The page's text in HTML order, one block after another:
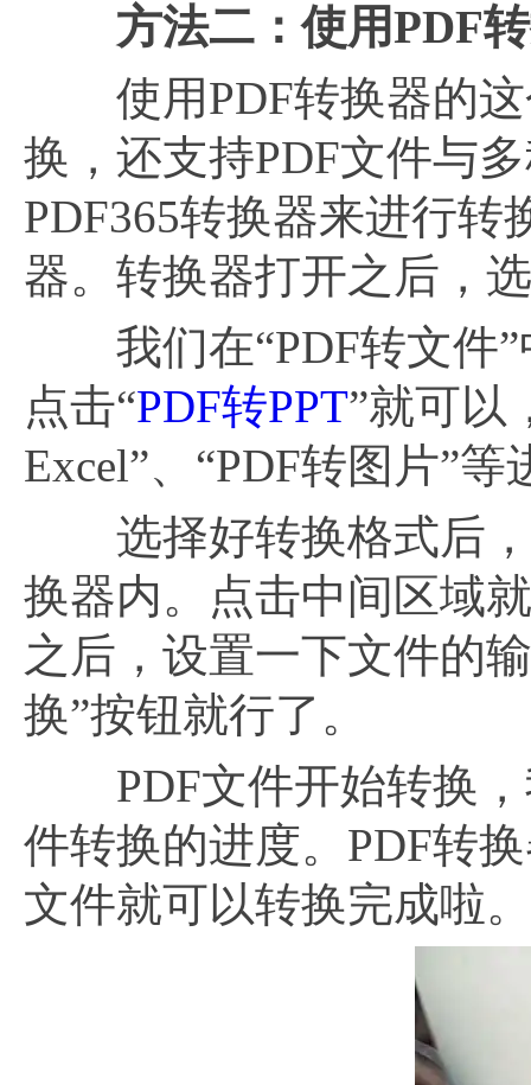
方法二：使用PDF
使用PDF转换器的这
换，还支持PDF文件与
PDF365转换器来进行转
器。转换器打开之后，
我们在“PDF转文件”
点击“PDF转PPT”就可以
Excel”、“PDF转图片”
选择好转换格式后，
换器内。点击中间区域
之后，设置一下文件的
换”按钮就行了。
PDF文件开始转换，
件转换的进度。PDF转
文件就可以转换完成啦。